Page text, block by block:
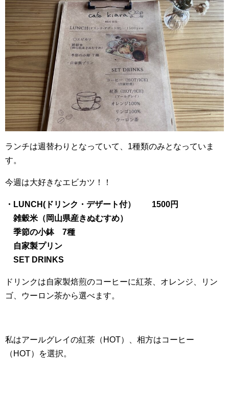
ランチは週替わりとなっていて、1種類のみとなっていま
す。
今週は大好きなエビカツ！！
・LUNCH(ドリンク・デザート付） 1500円
雑穀米（岡山県産きぬむすめ）
季節の小鉢 7種
自家製プリン
SET DRINKS
ドリンクは自家製焙煎のコーヒーに紅茶、オレンジ、リン
ゴ、ウーロン茶から選べます。
私はアールグレイの紅茶（HOT）、相方はコーヒー
（HOT）を選択。